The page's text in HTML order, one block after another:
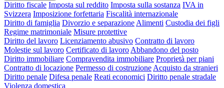
Diritto fiscale Imposta sul reddito Imposta sulla sostanza IVA in
Svizzera Imposizione forfettaria Fiscalità internazionale
Diritto di famiglia Divorzio e separazione Alimenti Custodia dei figli
Regime matrimoniale Misure protettive
Diritto del lavoro Licenziamento abusivo Contratto di lavoro
Molestie sul lavoro Certificato di lavoro Abbandono del posto
Diritto immobiliare Compravendita immobiliare Proprietà per piani
Contratto di locazione Permesso di costruzione Acquisto da stranieri
Diritto penale Difesa penale Reati economici Diritto penale stradale
Violenza domestica